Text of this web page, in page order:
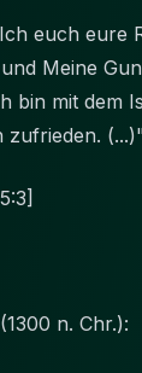
euch eure
Meine
bin mit dem
zufrieden. (...)"
n. Chr.):